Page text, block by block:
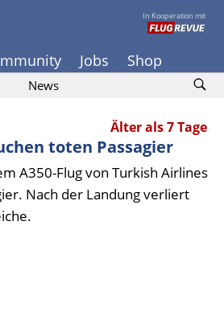
In Kooperation mit
Jobs Shop
News
Älter als 7 Tage
toten Passagier
A350-Flug von Turkish Airlines
Nach der Landung verliert